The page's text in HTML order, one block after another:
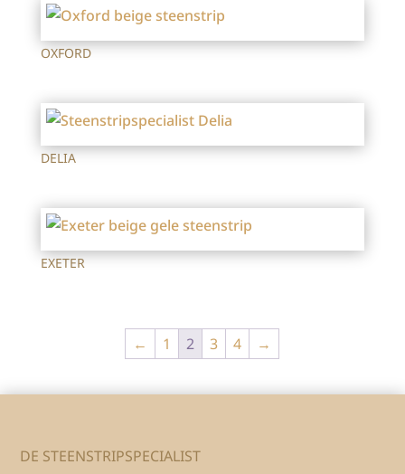
OXFORD
DELIA
EXETER
← 1 2 3 4 →
DE STEENSTRIPSPECIALIST